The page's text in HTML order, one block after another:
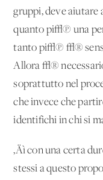
gruppi, deve aiutare
quanto pi√π una
tanto pi√π √®
Allora √®
soprattutto nel
che invece che
identifichi in chi si
‚Äì con una certa
stessi a questo